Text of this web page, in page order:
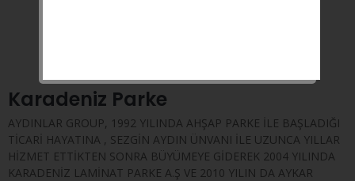
Karadeniz Parke
AYDINLAR GROUP, 1992 YILINDA AHŞAP PARKE İLE BAŞLADIĞI
TİCARİ HAYATINA , SEZGİN AYDIN ÜNVANI İLE UZUNCA YILLAR
HİZMET ETTİKTEN SONRA BÜYÜMEYE GİDEREK 2004 YILINDA
KARADENİZ LAMİNAT PARKE A.Ş VE 2010 YILIN DA AYKAR